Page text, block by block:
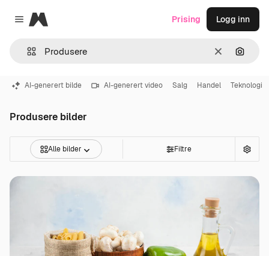
Close menu
Magnific
Slett Søk
Prising Logg inn
AI-generert bilde AI-generert video Salg Handel Teknologi
Produsere bilder
Alle bilder Filtre